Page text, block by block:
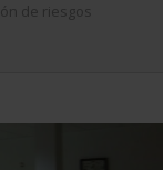
de riesgos